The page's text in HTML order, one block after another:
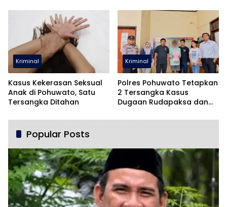
Kriminal
Kasus Kekerasan Seksual
Anak di Pohuwato, Satu
Tersangka Ditahan
Kriminal
Polres Pohuwato Tetapkan
2 Tersangka Kasus
Dugaan Rudapaksa dan
Popular Posts